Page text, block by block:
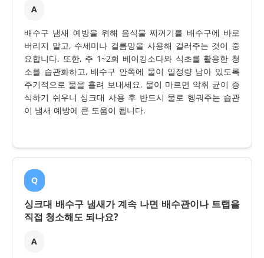
A
배수구 냄새 예방을 위해 음식물 찌꺼기를 배수구에 바로
버리지 말고, 수세미나 걸름망을 사용해 걸러주는 것이 중
요합니다. 또한, 주 1~2회 베이킹소다와 식초를 활용한 청
소를 습관화하고, 배수구 안쪽에 물이 일정량 남아 있도록
주기적으로 물을 흘려 보내세요. 물이 마르면 악취 균이 증
식하기 쉬우니 싱크대 사용 후 반드시 물로 헹궈주는 습관
이 냄새 예방에 큰 도움이 됩니다.
Q
싱크대 배수구 냄새가 계속 나면 배수관이나 트랩을
직접 청소해도 되나요?
A